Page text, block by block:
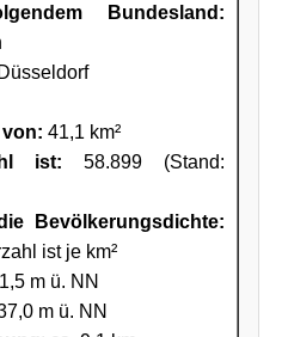
Bundesland:
Düsseldorf
von: 41,1 km²
ist: 58.899 (Stand:
Bevölkerungsdichte:
ist je km²
m ü. NN
m ü. NN